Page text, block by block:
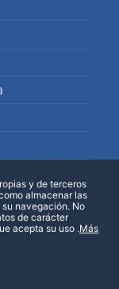
y de terceros
almacenar las
navegación. No
de carácter
acepta su uso .Más